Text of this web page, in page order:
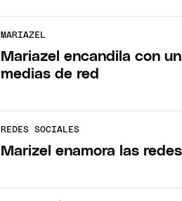
MARIAZEL
Mariazel encandila con
medias de red
REDES SOCIALES
Marizel enamora las